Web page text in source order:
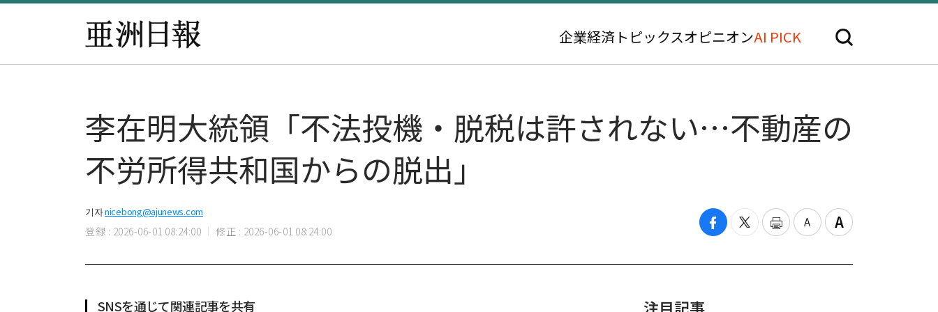
企業経済 トピックスオピニオンAI PICK
李在明大統領「不法投機・脱税は許されない…不動産の
不労所得共和国からの脱出」
기자nicebong@ajunews.com
登録 : 2026-06-01 08:24:00 修正 : 2026-06-01 08:24:00
SNSを通じて関連記事を共有 注目記事